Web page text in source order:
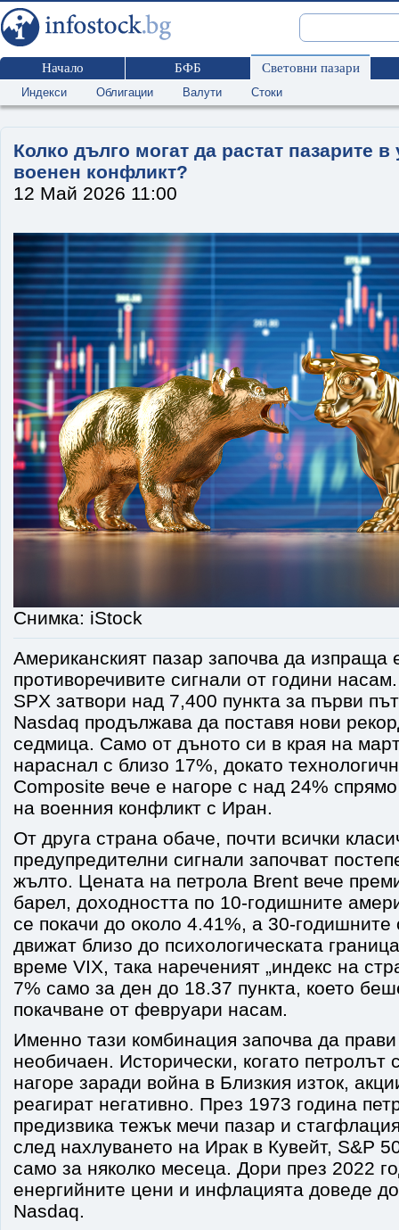
Начало БФБ Световни пазари
Индекси Облигации Валути Стоки
Колко дълго могат да растат пазарите в
военен конфликт?
12 Май 2026 11:00
Снимка: iStock
Американският пазар започва да изпраща
противоречивите сигнали от години
SPX затвори над 7,400 пункта за първи
Nasdaq продължава да поставя нови
седмица. Само от дъното си в края на
нараснал с близо 17%, докато
Composite вече е нагоре с над 24%
на военния конфликт с Иран.
От друга страна обаче, почти всички
предупредителни сигнали започват
жълто. Цената на петрола Brent вече
барел, доходността по 10-годишните
се покачи до около 4.41%, а 30-годишните
движат близо до психологическата
време VIX, така нареченият „индекс на
7% само за ден до 18.37 пункта, което
покачване от февруари насам.
Именно тази комбинация започва да
необичаен. Исторически, когато петролът
нагоре заради война в Близкия изток,
реагират негативно. През 1973 година
предизвика тежък мечи пазар и
след нахлуването на Ирак в Кувейт, S&P
само за няколко месеца. Дори през 2022
енергийните цени и инфлацията доведе
Nasdaq.